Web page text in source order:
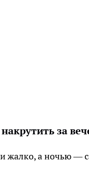
за
жалко, а ночью —